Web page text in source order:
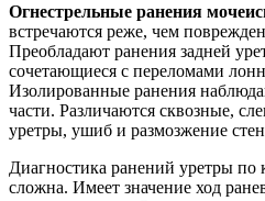
Огнестрельные ранения
встречаются реже, чем
Преобладают ранения задней
сочетающиеся с переломами
Изолированные ранения
части. Различаются сквозные,
уретры, ушиб и размозжение
Диагностика ранений уретры по
сложна. Имеет значение ход